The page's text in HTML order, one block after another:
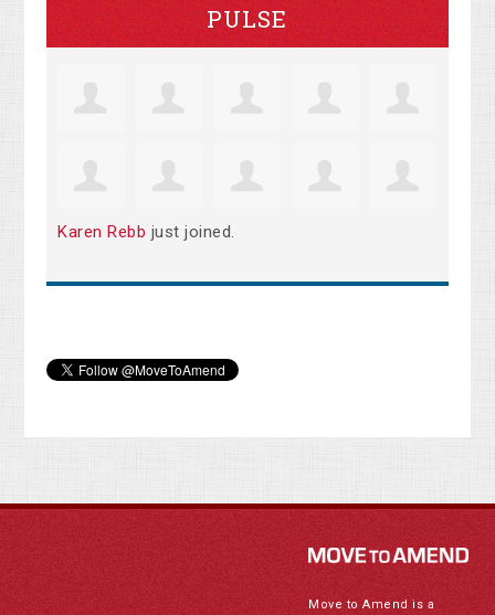
PULSE
Karen Rebb just joined.
Move to Amend is a